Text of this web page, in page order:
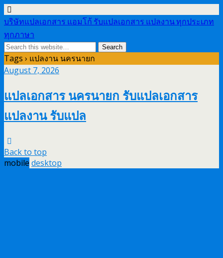
บริษัทแปลเอกสาร แอมโก้ รับแปลเอกสาร แปลงาน ทุกประเภท
ทุกภาษา
Tags › แปลงาน นครนายก
August 7, 2026
แปลเอกสาร นครนายก รับแปลเอกสาร
แปลงาน รับแปล
Back to top
mobile desktop